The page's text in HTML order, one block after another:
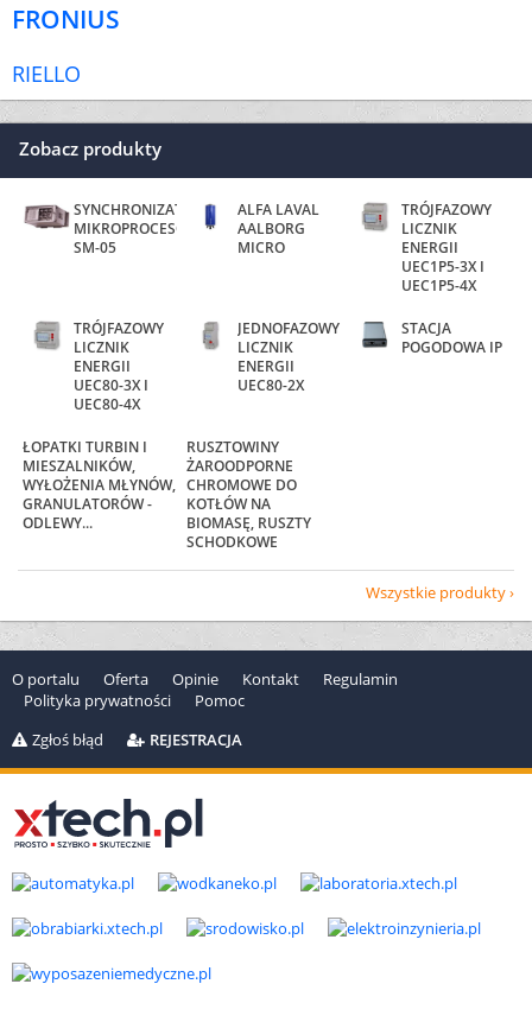
FRONIUS
RIELLO
Zobacz produkty
SYNCHRONIZATOR
MIKROPROCESOROWY
SM-05
ŁOPATKI TURBIN I
MIESZALNIKÓW,
WYŁOŻENIA MŁYNÓW,
GRANULATORÓW -
ODLEWY...
RUSZTOWINY
AROODPORNE
CHROMOWE DO
KOTŁÓW NA
BIOMASĘ, RUSZTY
SCHODKOWE
ALFA LAVAL
AALBORG
MICRO
TRÓJFAZOWY
LICZNIK
ENERGII
UEC1P5-3X I
UEC1P5-4X
TRÓJFAZOWY
LICZNIK
ENERGII
UEC80-3X I
UEC80-4X
JEDNOFAZOWY
LICZNIK
ENERGII
UEC80-2X
STACJA
POGODOWA IP
Wszystkie produkty
O portalu Oferta Opinie Kontakt
Regulamin
Polityka prywatności
Pomoc
Zgłoś błąd
REJESTRACJA